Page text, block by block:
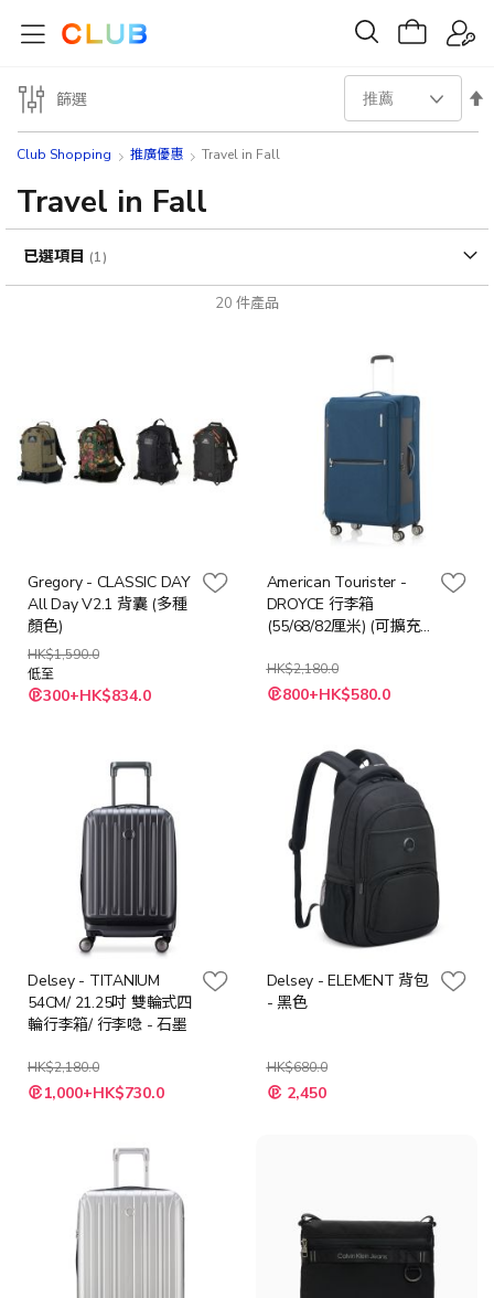
Club Shopping 推廣優惠 Travel in Fall
Travel in Fall
20 件產品
設
序
方
Gregory - CLASSIC DAY
All Day V2.1 背囊 (多種
顏色)
HK$1,590.0
低至
300+HK$834.0
American Tourister -
DROYCE 行李箱
(55/68/82厘米) (可擴充)
&黃色 )
HK$2,180.0
800+HK$580.0
Delsey - TITANIUM
54CM/ 21.25吋 雙輪式四
輪行李箱/ 行李喼 - 石墨
HK$2,180.0
特
殊 1,000+HK$730.0
Delsey - ELEMENT 背包
- 黑色
HK$680.0
特
殊 2,450
篩選
已選項目